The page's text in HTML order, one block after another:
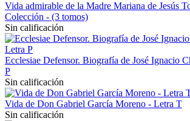
Vida admirable de la Madre Mariana de Jesús
Colección - (3 tomos)
Sin calificación
Ecclesiae Defensor. Biografía de José Ignacio
P
Sin calificación
Vida de Don Gabriel García Moreno - Letra T
Sin calificación